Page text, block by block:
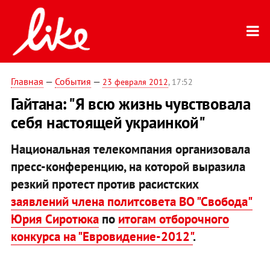
Главная — События — 23 февраля 2012, 17:52
Гайтана: "Я всю жизнь чувствовала
себя настоящей украинкой"
Национальная телекомпания организовала
пресс-конференцию, на которой выразила
резкий протест против расистских
заявлений члена политсовета ВО "Свобода"
Юрия Сиротюкапо итогам отборочного
конкурса на "Евровидение-2012".